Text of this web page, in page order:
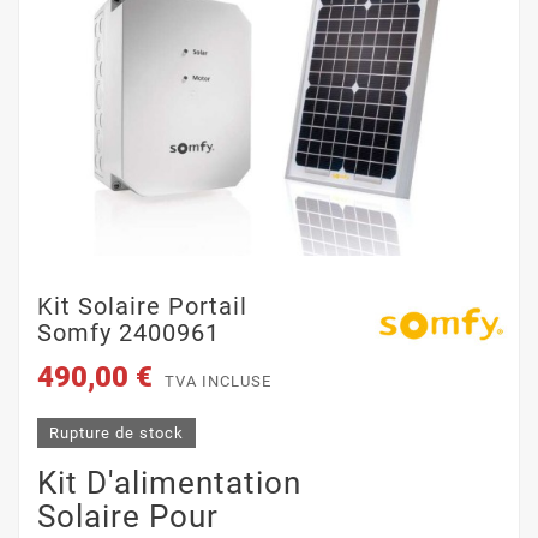
Kit Solaire Portail
Somfy 2400961
490,00 € TVA INCLUSE
Rupture de stock
Kit D'alimentation
Solaire Pour